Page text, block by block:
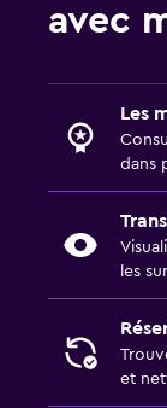
avec
Les
dans
les
et